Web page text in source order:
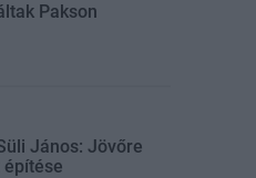
Pakson
János: Jövőre